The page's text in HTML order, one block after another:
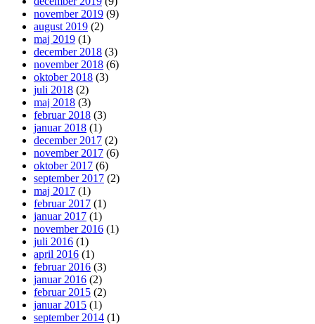
november 2019 (9)
august 2019 (2)
maj 2019 (1)
december 2018 (3)
november 2018 (6)
oktober 2018 (3)
juli 2018 (2)
maj 2018 (3)
februar 2018 (3)
januar 2018 (1)
december 2017 (2)
november 2017 (6)
oktober 2017 (6)
september 2017 (2)
maj 2017 (1)
februar 2017 (1)
januar 2017 (1)
november 2016 (1)
juli 2016 (1)
april 2016 (1)
februar 2016 (3)
januar 2016 (2)
februar 2015 (2)
januar 2015 (1)
september 2014 (1)